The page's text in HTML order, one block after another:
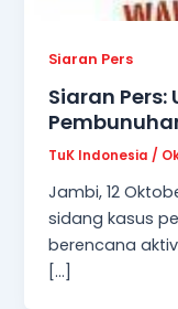
Siaran Pers
Siaran Pers:
TuK Indonesia/
Jambi, 12
sidang kasus
berencana
[…]